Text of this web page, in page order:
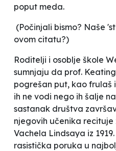
poput meda.
(Počinjali bismo? Naše
ovom citatu?)
Roditelji i osoblje škole
sumnjaju da prof.
pogrešan put, kao frulaš
ih ne vodi nego ih šalje
sastanak društva
njegovih učenika recituje
Vachela Lindsaya iz 1919.
rasistička poruka u